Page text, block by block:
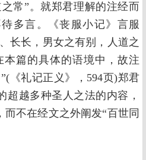
常”。就郑君理解的注经而
多言。《丧服小记》言服
长长，男女之有别，人道之
本篇的具体的语境中，故注
《礼记正义》，594页)郑君
超越多种圣人之法的内容，
不在经文之外阐发“百世同